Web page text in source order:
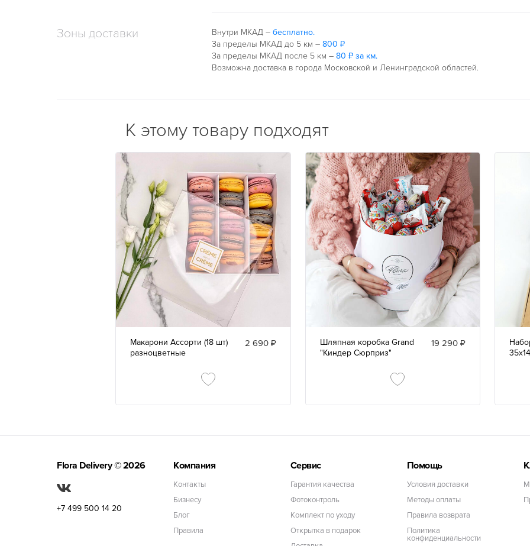
Зоны доставки Внутри МКАД – бесплатно.
За пределы МКАД до 5 км – 800 ₽
За пределы МКАД после 5 км – 80 ₽ за км.
Возможна доставка в города Московской и Ленинградской областей.
К этому товару подходят
Макарони Ассорти (18 шт)
разноцветные
2 690 ₽
Шляпная коробка Grand
"Киндер Сюрприз"
19 290 ₽
Flora Delivery© 2026
+7 499 500 14 20
Компания
Контакты
Бизнесу
Блог
Правила
Сервис
Гарантия качества
Фотоконтроль
Комплект по уходу
Открытка в подарок
Помощь
Условия доставки
Методы оплаты
Правила возврата
Политика
конфиденциальности